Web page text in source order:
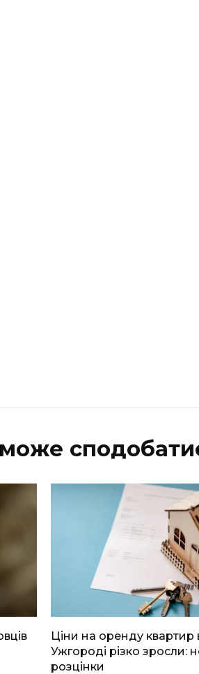
Ціни на оренду квартир
Ужгороді різко зросли:
розцінки